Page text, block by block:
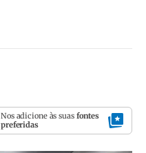
Nos adicione às suas fontes
preferidas